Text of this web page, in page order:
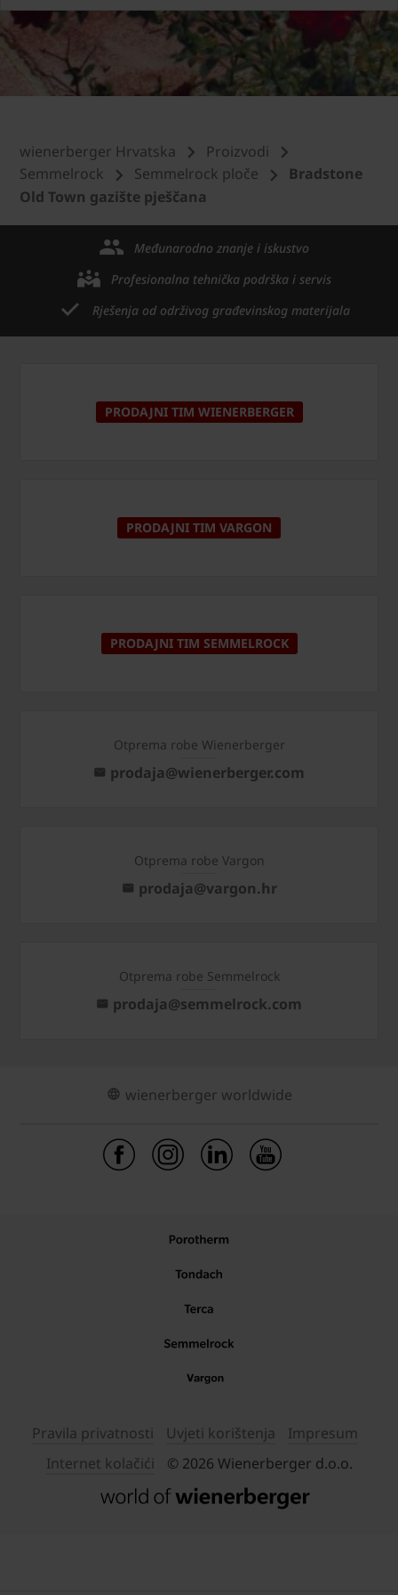
wienerberger Hrvatska
Proizvodi
Semmelrock
Semmelrock ploče
Bradstone
Old Town gazište pješčana
Međunarodno znanje i iskustvo
Profesionalna tehnička podrška i servis
Rješenja od održivog građevinskog materijala
PRODAJNI TIM WIENERBERGER
PRODAJNI TIM VARGON
PRODAJNI TIM SEMMELROCK
Otprema robe Wienerberger
prodaja@wienerberger.com
Otprema robe Vargon
prodaja@vargon.hr
Otprema robe Semmelrock
prodaja@semmelrock.com
wienerberger worldwide
Pravila privatnosti Uvjeti korištenja
Impresum
Internet kolačići
© 2026 Wienerberger d.o.o.